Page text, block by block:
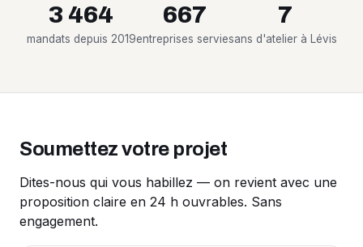
3 464
mandats depuis 2019
667
entreprises servies
7
ans d'atelier à Lévis
Soumettez votre projet
Dites-nous qui vous habillez — on revient avec une
proposition claire en 24 h ouvrables. Sans
engagement.